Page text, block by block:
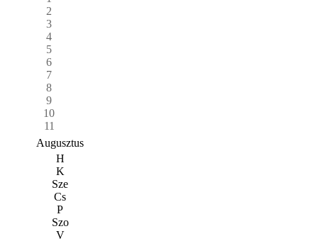
2
3
4
5
6
7
8
9
10
11
Augusztus
H
K
Sze
Cs
P
Szo
V